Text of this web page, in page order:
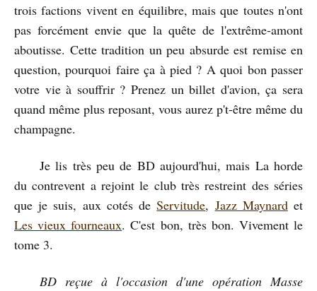
trois factions vivent en équilibre, mais que toutes n'ont
pas forcément envie que la quête de l'extrême-amont
aboutisse. Cette tradition un peu absurde est remise en
question, pourquoi faire ça à pied ? A quoi bon passer
votre vie à souffrir ? Prenez un billet d'avion, ça sera
quand même plus reposant, vous aurez p't-être même du
champagne.
Je lis très peu de BD aujourd'hui, mais La horde
du contrevent a rejoint le club très restreint des séries
que je suis, aux cotés deServitude, Jazz Maynardet
Les vieux fourneaux. C'est bon, très bon. Vivement le
tome 3.
BD reçue à l'occasion d'une opération Masse